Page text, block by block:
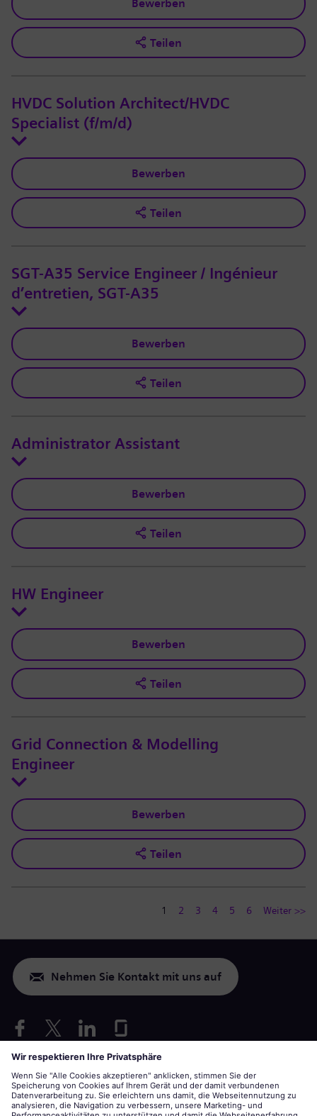
Bewerben
Teilen
HVDC Solution Architect/HVDC
Specialist (f/m/d)
Bewerben
Teilen
SGT-A35 Service Engineer / Ingénieur
d’entretien, SGT-A35
Bewerben
Teilen
Administrator Assistant
Bewerben
Teilen
HW Engineer
Bewerben
Teilen
Grid Connection & Modelling
Engineer
Bewerben
Teilen
1 2 3 4 5 6 Weiter >>
Nehmen Sie Kontakt mit uns auf
Bewerbung unter Berücksichtigung von Arbeitsbedingungen
siemens-energy.comGlobale Webseite